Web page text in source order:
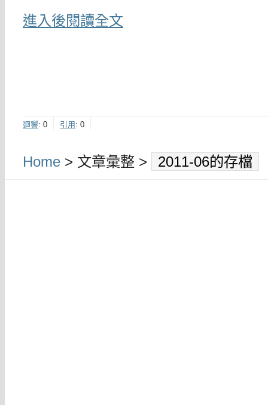
進入後閱讀全文
迴響: 0 引用 : 0
Home > 文章彙整 > 2011-06的存檔